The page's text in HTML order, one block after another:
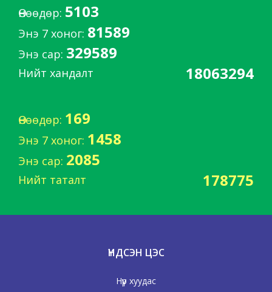
Өнөөдөр: 5103
Энэ 7 хоног: 81589
Энэ сар: 329589
Нийт хандалт 18063294
Өнөөдөр: 169
Энэ 7 хоног: 1458
Энэ сар: 2085
Нийт таталт 178775
ҮНДСЭН ЦЭС
Нүүр хуудас